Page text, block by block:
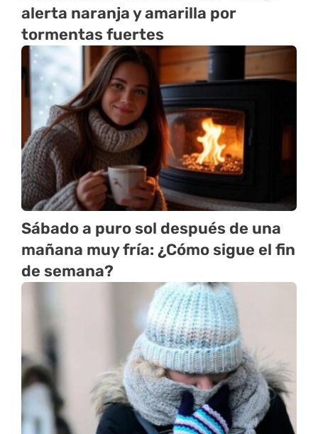
alerta naranja y amarilla por
tormentas fuertes
Sábado a puro sol después de una
mañana muy fría: ¿Cómo sigue el fin
de semana?